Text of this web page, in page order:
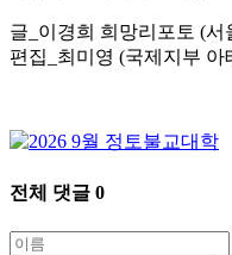
글_이경희 희망리포토 (
편집_최미영 (국제지부 아
전체 댓글 0